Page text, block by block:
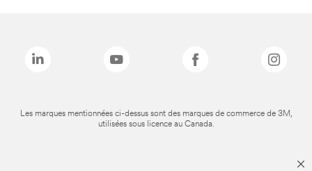
Les marques mentionnées ci-dessus sont des marques de commerce de 3M,
utilisées sous licence au Canada.